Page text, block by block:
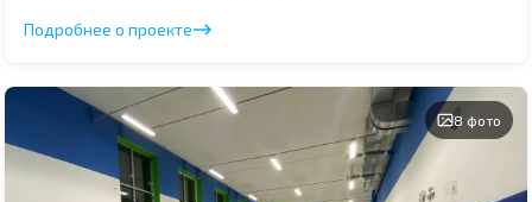
Подробнее о проекте
8 фото